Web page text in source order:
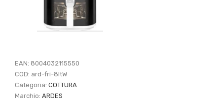
EAN: 8004032115550
COD: ard-fri-8ltW
Categoria:COTTURA
Marchio:ARDES